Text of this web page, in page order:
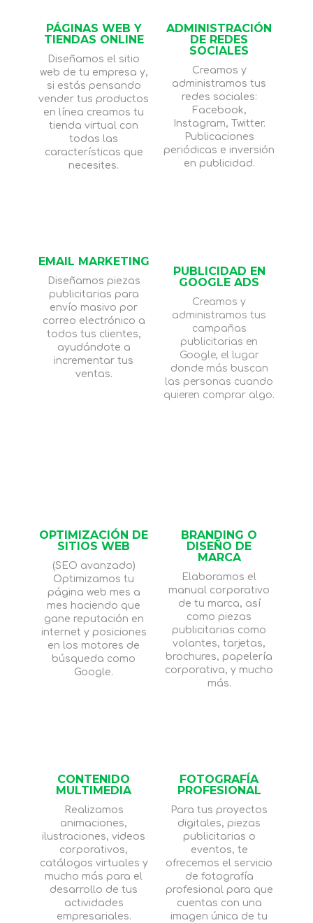
PÁGINAS WEB Y
TIENDAS ONLINE
Diseñamos el sitio
web de tu empresa y,
si estás pensando
vender tus productos
en línea creamos tu
tienda virtual con
todas las
características que
necesites.
ADMINISTRACIÓN
DE REDES
SOCIALES
Creamos y
administramos tus
redes sociales:
Facebook,
Instagram, Twitter.
Publicaciones
periódicas e inversión
en publicidad.
EMAIL MARKETING
Diseñamos piezas
publicitarias para
envío masivo por
correo electrónico a
todos tus clientes,
ayudándote a
incrementar tus
ventas.
PUBLICIDAD EN
GOOGLE ADS
Creamos y
administramos tus
campañas
publicitarias en
Google, el lugar
donde más buscan
las personas cuando
quieren comprar algo.
OPTIMIZACIÓN DE
SITIOS WEB
(SEO avanzado)
Optimizamos tu
página web mes a
mes haciendo que
gane reputación en
internet y posiciones
en los motores de
búsqueda como
Google.
BRANDING O
DISEÑO DE
MARCA
Elaboramos el
manual corporativo
de tu marca, así
como piezas
publicitarias como
volantes, tarjetas,
brochures, papelería
corporativa, y mucho
más.
CONTENIDO
MULTIMEDIA
Realizamos
animaciones,
ilustraciones, videos
corporativos,
catálogos virtuales y
mucho más para el
desarrollo de tus
actividades
empresariales.
FOTOGRAFÍA
PROFESIONAL
Para tus proyectos
digitales, piezas
publicitarias o
eventos, te
ofrecemos el servicio
de fotografía
profesional para que
cuentas con una
imagen única de tu